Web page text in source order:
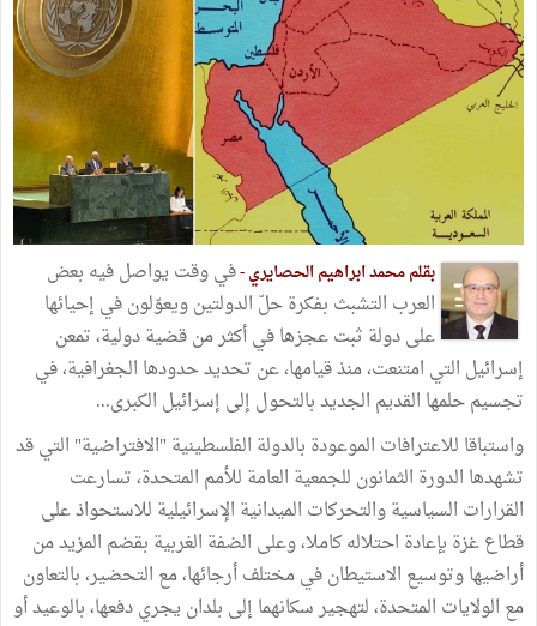
بقلم محمد ابراهيم الحصايري -في وقت يواصل فيه بعض
العرب التشبث بفكرة حلّ الدولتين ويعوّلون في إحيائها
على دولة ثبت عجزها في أكثر من قضية دولية، تمعن
إسرائيل التي امتنعت، منذ قيامها، عن تحديد حدودها الجغرافية، في
تجسيم حلمها القديم الجديد بالتحول إلى إسرائيل الكبرى...
واستباقا للاعترافات الموعودة بالدولة الفلسطينية "الافتراضية" التي قد
تشهدها الدورة الثمانون للجمعية العامة للأمم المتحدة، تسارعت
القرارات السياسية والتحركات الميدانية الإسرائيلية للاستحواذ على
قطاع غزة بإعادة احتلاله كاملا، وعلى الضفة الغربية بقضم المزيد من
أراضيها وتوسيع الاستيطان في مختلف أرجائها، مع التحضير، بالتعاون
مع الولايات المتحدة، لتهجير سكانهما إلى بلدان يجري دفعها، بالوعيد أو